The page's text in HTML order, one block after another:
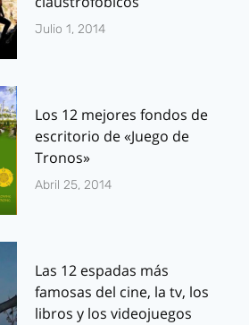
Julio 1, 2014
Los 12 mejores fondos de
escritorio de «Juego de
Tronos»
Abril 25, 2014
Las 12 espadas más
famosas del cine, la tv, los
libros y los videojuegos